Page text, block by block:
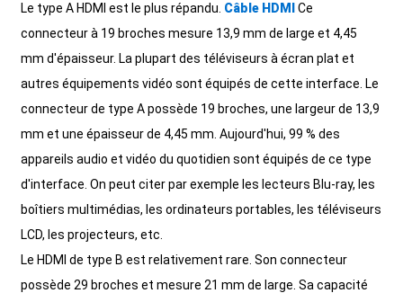
Le type A HDMI est le plus répandu. Câble HDMI
Ce
connecteur à 19 broches mesure 13,9 mm de large et 4,45
mm d'épaisseur. La plupart des téléviseurs à écran plat et
autres équipements vidéo sont équipés de cette interface. Le
connecteur de type A possède 19 broches, une largeur de 13,9
mm et une épaisseur de 4,45 mm. Aujourd'hui, 99 % des
appareils audio et vidéo du quotidien sont équipés de ce type
d'interface. On peut citer par exemple les lecteurs Blu-ray, les
boîtiers multimédias, les ordinateurs portables, les téléviseurs
LCD, les projecteurs, etc.
Le HDMI de type B est relativement rare. Son connecteur
possède 29 broches et mesure 21 mm de large. Sa capacité